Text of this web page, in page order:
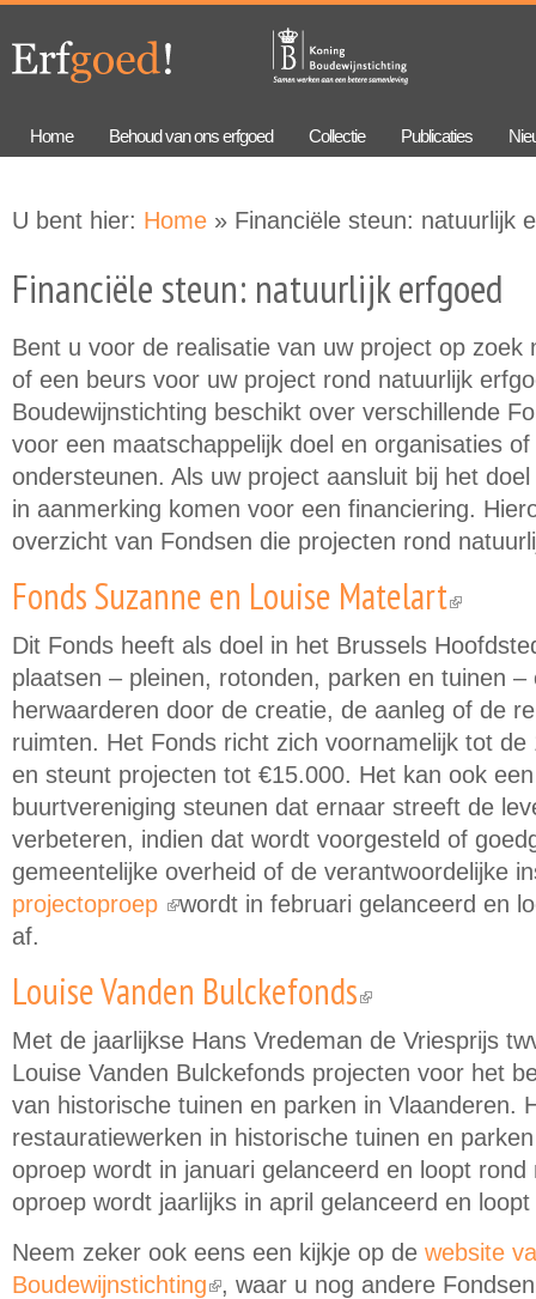
gaan
navigation
Home Behoud van ons erfgoed Collectie Publicaties
U bent hier: Home » Financiële steun: natuurlijk
Financiële steun: natuurlijk erfgoed
Bent u voor de realisatie van uw project op zoek
of een beurs voor uw project rond natuurlijk
Boudewijnstichting beschikt over verschillende
voor een maatschappelijk doel en organisaties
ondersteunen. Als uw project aansluit bij het
in aanmerking komen voor een financiering.
overzicht van Fondsen die projecten rond
Fonds Suzanne en Louise Matelart(link is
Dit Fonds heeft als doel in het Brussels
plaatsen – pleinen, rotonden, parken en tuinen
herwaarderen door de creatie, de aanleg of de
ruimten. Het Fonds richt zich voornamelijk tot
en steunt projecten tot €15.000. Het kan ook
buurtvereniging steunen dat ernaar streeft de
verbeteren, indien dat wordt voorgesteld of
gemeentelijke overheid of de verantwoordelijke
projectoproep (link is external)
wordt in februari gelanceerd en
af.
Louise Vanden Bulckefonds(link is external)
Met de jaarlijkse Hans Vredeman de Vriesprijs
Louise Vanden Bulckefonds projecten voor het
van historische tuinen en parken in Vlaanderen.
restauratiewerken in historische tuinen en
oproep wordt in januari gelanceerd en loopt
oproep wordt jaarlijks in april gelanceerd en
Neem zeker ook eens een kijkje op de website
Boudewijnstichting (link is external)
, waar u nog andere